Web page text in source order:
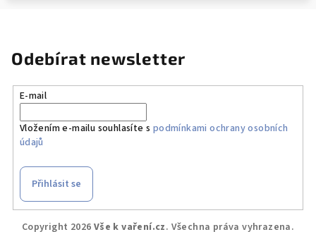
Odebírat newsletter
E-mail
Vložením e-mailu souhlasíte s podmínkami ochrany osobních
údajů
Přihlásit se
Copyright 2026 Vše k vaření.cz. Všechna práva vyhrazena.